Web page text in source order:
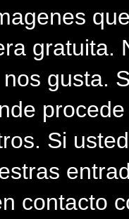
gratuita.
gusta.
Si
contacto